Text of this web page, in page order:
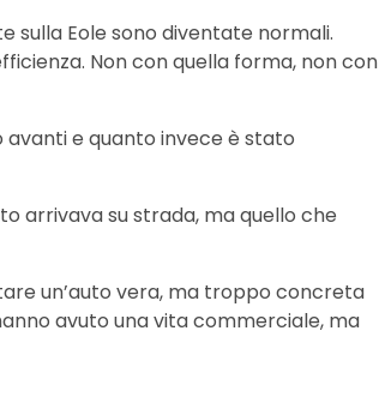
sulla Eole sono diventate normali.
Non con quella forma, non con
e quanto invece è stato
arrivava su strada, ma quello che
un’auto vera, ma troppo concreta
avuto una vita commerciale, ma